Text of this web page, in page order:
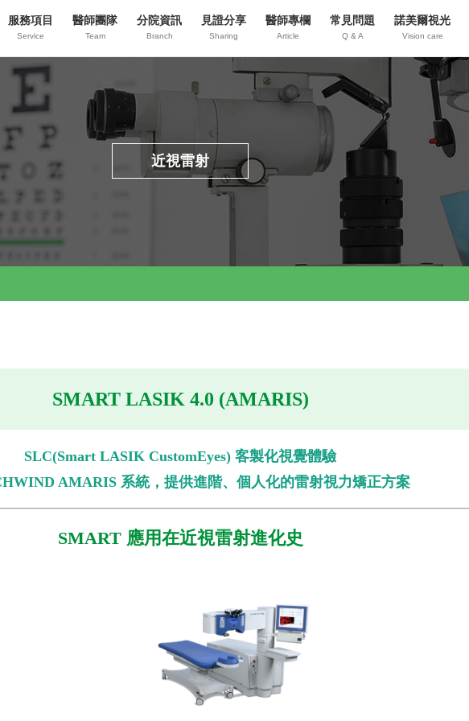
服務項目
Service
醫師團隊
Team
分院資訊
Branch
見證分享
Sharing
醫師專欄
Article
常見問題
Q & A
諾美爾視光
Vision care
近視雷射
SMART LASIK 4.0 (AMARIS)
SLC(Smart LASIK CustomEyes) 客製化視覺體驗
AMARIS 系統，提供進階、個人化的雷射視力矯正方案
SMART 應用在近視雷射進化史